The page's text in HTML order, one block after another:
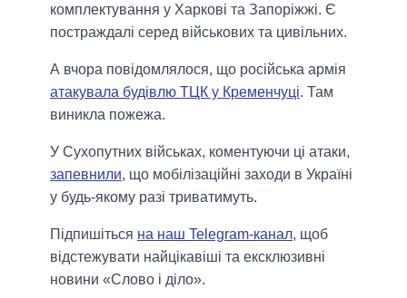
комплектування у Харкові та Запоріжжі. Є
постраждалі серед військових та цивільних.
А вчора повідомлялося, що російська армія
атакувала будівлю ТЦК у Кременчуці. Там
виникла пожежа.
У Сухопутних військах, коментуючи ці атаки,
запевнили, що мобілізаційні заходи в Україні
у будь-якому разі триватимуть.
Підпишіться на наш Telegram-канал, щоб
відстежувати найцікавіші та ексклюзивні
новини «Слово і діло».